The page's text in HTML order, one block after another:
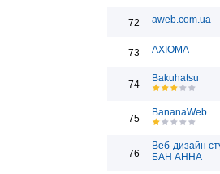
72 aweb.com.ua
73 AXIOMA
74
Bakuhatsu
75
BananaWeb
76
Веб-дизайн
БАН АННА